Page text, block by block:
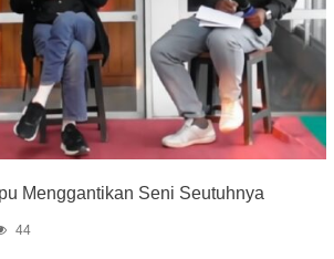
Menggantikan Seni Seutuhnya
44